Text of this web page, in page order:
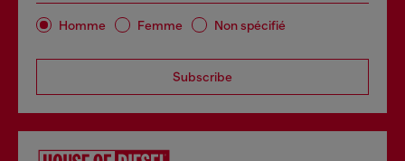
Homme Femme Non spécifié
Subscribe